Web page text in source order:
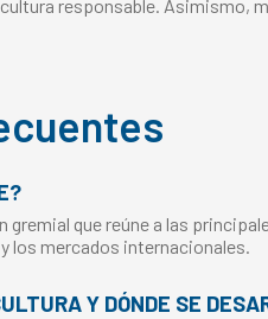
responsable. Asimismo,
gremial que reúne a las
los mercados internacionales.
Y DÓNDE SE